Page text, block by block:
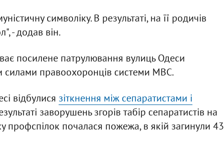
символіку. В результаті, на її родичів
- додав він.
посилене патрулювання вулиць Одеси
силами правоохоронців системи МВС.
відбулися зіткнення між сепаратистами і
заворушень згорів табір сепаратистів на
профспілок почалася пожежа, в якій загинули 43